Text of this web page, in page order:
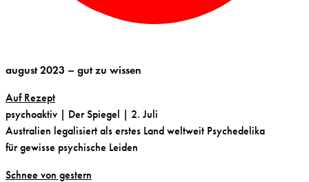
august 2023 – gut zu wissen
Auf Rezept
psychoaktiv | Der Spiegel | 2. Juli
Australien legalisiert als erstes Land weltweit Psychedelika
für gewisse psychische Leiden
Schnee von gestern